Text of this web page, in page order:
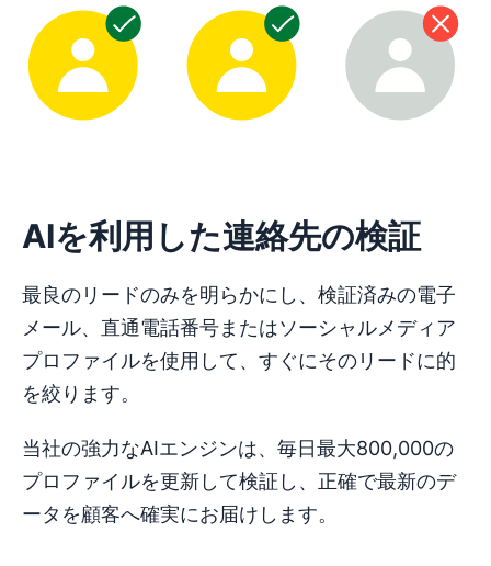
AIを利用した連絡先の検証
最良のリードのみを明らかにし、検証済みの電子
メール、直通電話番号またはソーシャルメディア
プロファイルを使用して、すぐにそのリードに的
を絞ります。
当社の強力なAIエンジンは、毎日最大800,000の
プロファイルを更新して検証し、正確で最新のデ
ータを顧客へ確実にお届けします。